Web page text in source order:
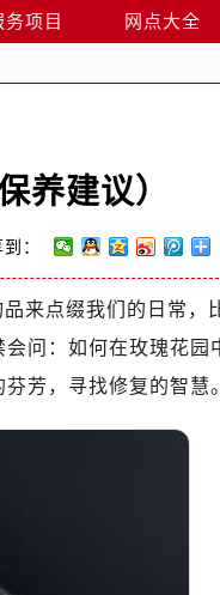
务项目 网点大全
养建议）
到：
来点缀我们的日常，
问：如何在玫瑰花园
芳，寻找修复的智慧。